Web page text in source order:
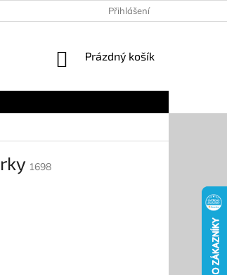
DOPRAVA A PLATBA
Přihlášení
NÁKUPNÍ
Prázdný košík
1698